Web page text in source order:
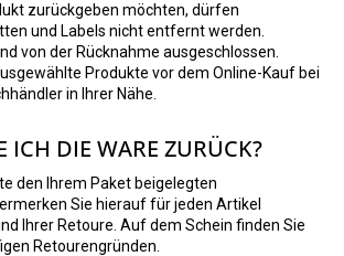
zurückgeben möchten, dürfen
und Labels nicht entfernt werden.
von der Rücknahme ausgeschlossen.
Produkte vor dem Online-Kauf bei
in Ihrer Nähe.
ICH DIE WARE ZURÜCK?
den Ihrem Paket beigelegten
Sie hierauf für jeden Artikel
Ihrer Retoure. Auf dem Schein finden Sie
Retourengründen.